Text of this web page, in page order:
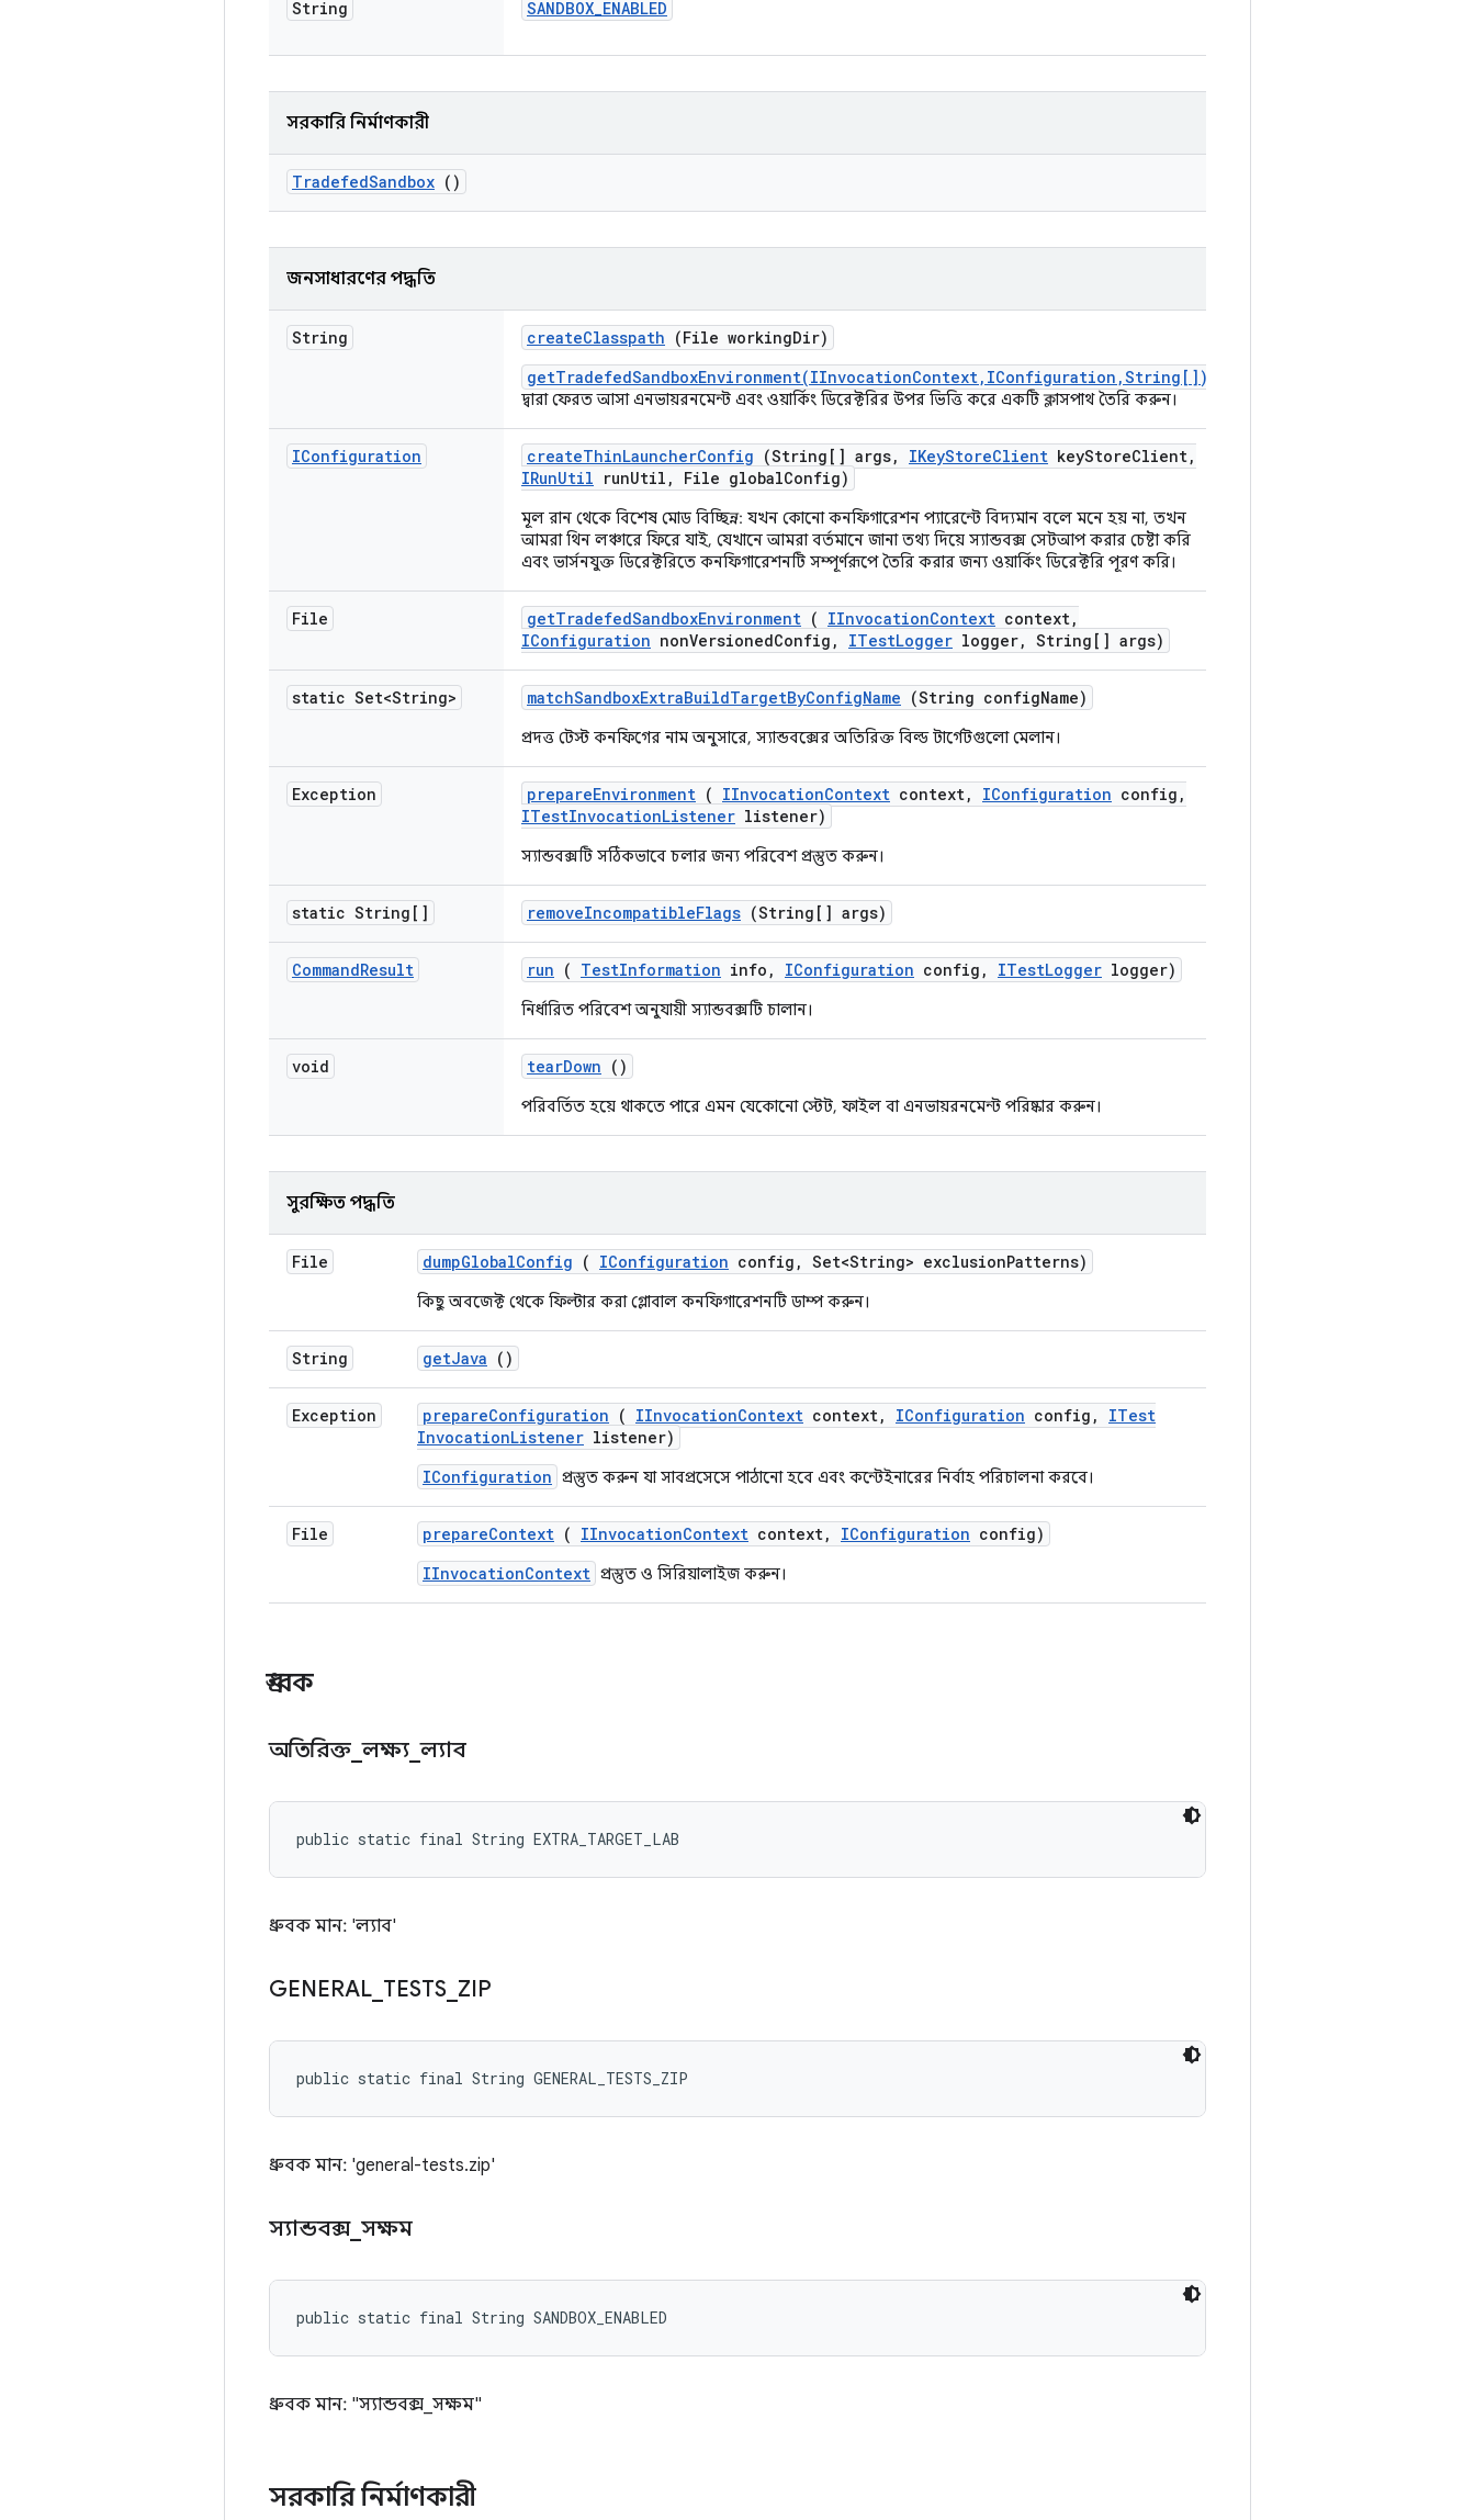
String SANDBOX_ENABLED
সরকারি নির্মাণকারী
TradefedSandbox ()
জনসাধারণের পদ্ধতি
String createClasspath (File workingDir)
getTradefedSandboxEnvironment(IInvocationContext,IConfiguration,String[])
দ্বারা ফেরত আসা এনভায়রনমেন্ট এবং ওয়ার্কিং ডিরেক্টরির উপর ভিত্তি করে একটি ক্লাসপাথ তৈরি করুন।
IConfiguration createThinLauncherConfig (String[] args, IKeyStoreClient keyStoreClient,
IRunUtil runUtil , File globalConfig)
মূল রান থেকে বিশেষ মোড বিচ্ছিন্ন: যখন কোনো কনফিগারেশন প্যারেন্টে বিদ্যমান বলে মনে হয় না, তখন
আমরা থিন লঞ্চারে ফিরে যাই, যেখানে আমরা বর্তমানে জানা তথ্য দিয়ে স্যান্ডবক্স সেটআপ করার চেষ্টা করি
এবং ভার্সনযুক্ত ডিরেক্টরিতে কনফিগারেশনটি সম্পূর্ণরূপে তৈরি করার জন্য ওয়ার্কিং ডিরেক্টরি পূরণ করি।
File getTradefedSandboxEnvironment ( IInvocationContext context,
IConfiguration nonVersionedConfig , ITestLogger logger, String[] args)
static Set<String> matchSandboxExtraBuildTargetByConfigName (String configName)
প্রদত্ত টেস্ট কনফিগের নাম অনুসারে, স্যান্ডবক্সের অতিরিক্ত বিল্ড টার্গেটগুলো মেলান।
Exception prepareEnvironment ( IInvocationContext context, IConfiguration config ,
ITestInvocationListener listener)
স্যান্ডবক্সটি সঠিকভাবে চলার জন্য পরিবেশ প্রস্তুত করুন।
static String[] removeIncompatibleFlags (String[] args)
CommandResult run ( TestInformation info , IConfiguration config , ITestLogger logger)
নির্ধারিত পরিবেশ অনুযায়ী স্যান্ডবক্সটি চালান।
void tearDown ()
পরিবর্তিত হয়ে থাকতে পারে এমন যেকোনো স্টেট, ফাইল বা এনভায়রনমেন্ট পরিষ্কার করুন।
সুরক্ষিত পদ্ধতি
File dumpGlobalConfig ( IConfiguration config , Set<String> exclusionPatterns)
কিছু অবজেক্ট থেকে ফিল্টার করা গ্লোবাল কনফিগারেশনটি ডাম্প করুন।
String getJava ()
Exception prepareConfiguration ( IInvocationContext context, IConfiguration config ,
ITest
InvocationListener listener)
IConfiguration প্রস্তুত করুন যা সাবপ্রসেসে পাঠানো হবে এবং কন্টেইনারের নির্বাহ পরিচালনা করবে।
File prepareContext ( IInvocationContext context, IConfiguration config)
IInvocationContext প্রস্তুত ও সিরিয়ালাইজ করুন।
ধ্রুবক
অতিরিক্ত _লক্ষ্য _ল্যাব
public static final String EXTRA_TARGET_LAB
ধ্রুবক মান: 'ল্যাব'
GENERAL TESTS ZIP
public static final String GENERAL_TESTS_ZIP
ধ্রুবক মান: 'general-tests.zip'
স্যান্ডবক্স_ সক্ষম
public static final String SANDBOX_ENABLED
ধ্রুবক মান: "স্যান্ডবক্স_সক্ষম"
সরকারি নির্মাণকারী